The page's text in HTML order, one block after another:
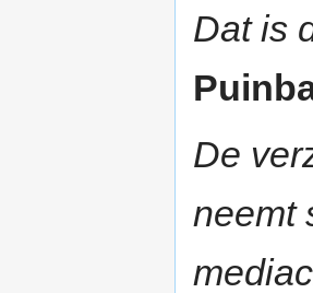
Dat is
De
neemt